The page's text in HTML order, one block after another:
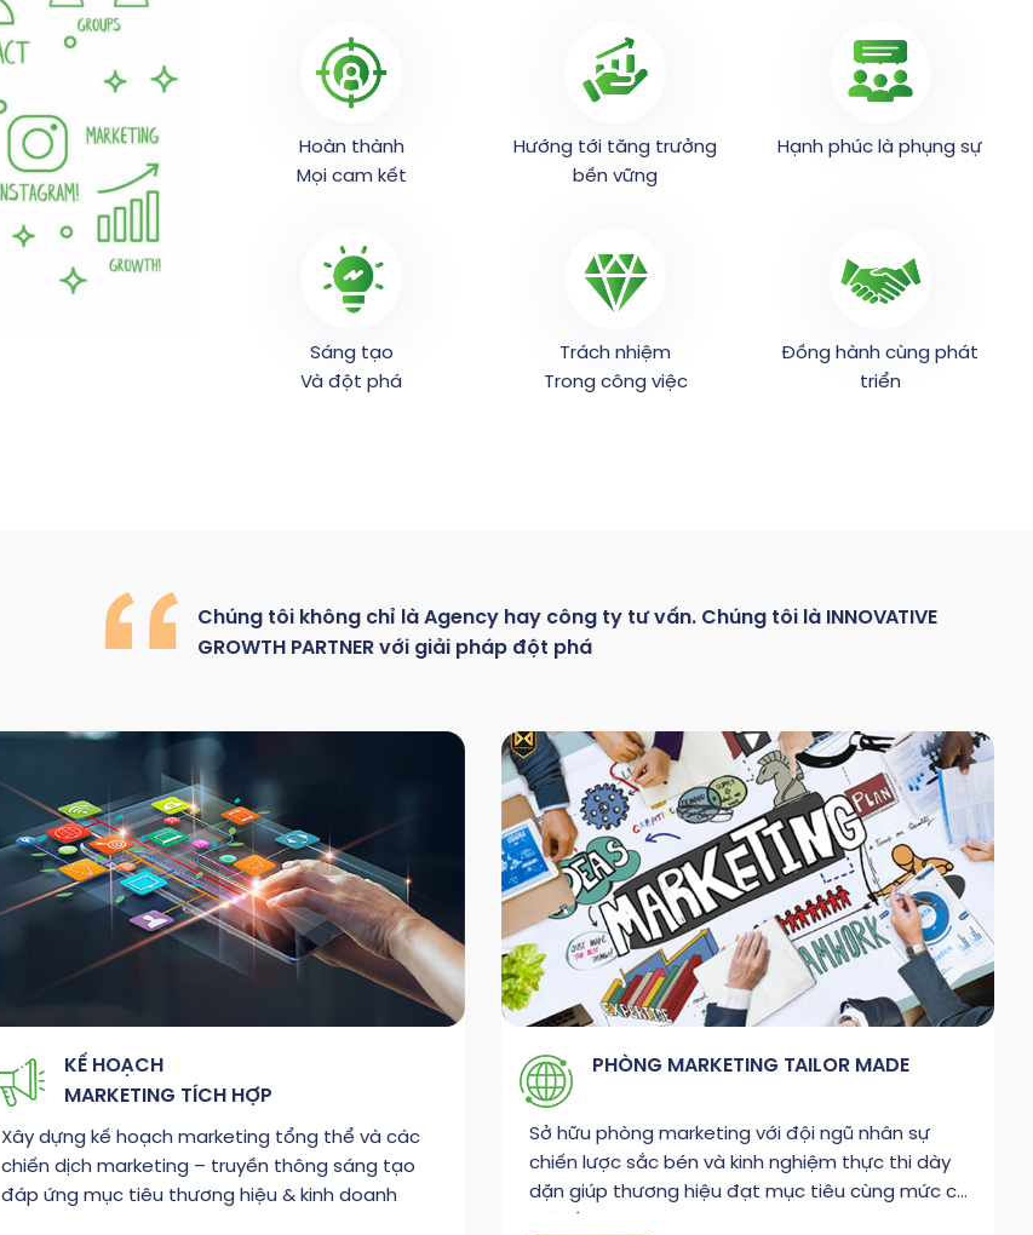
Hoàn thành
Mọi cam kết
Hướng tới tăng trưởng
bền vững
Hạnh phúc là phụng sự
Sáng tạo
Và đột phá
Trách nhiệm
Trong công việc
Đồng hành cùng phát
triển
Chúng tôi không chỉ là Agency hay công ty tư vấn. Chúng tôi là
INNOVATIVE
GROWTH PARTNER với giải pháp đột phá
KẾ HOẠCH
MARKETING TÍCH HỢP
Xây dựng kế hoạch marketing tổng thể và các
chiến dịch marketing – truyền thông sáng tạo
đáp ứng mục tiêu thương hiệu & kinh doanh
PHÒNG MARKETING TAILOR MADE
Sở hữu phòng marketing với đội ngũ nhân sự
chiến lược sắc bén và kinh nghiệm thực thi dày
dặn giúp thương hiệu đạt mục tiêu cùng mức chi